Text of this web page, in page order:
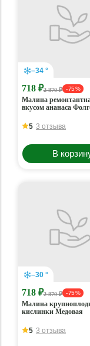
–34 °
718 ₽2 870 ₽ - 75 %
Малина
вкусом ананаса
5 3 отзыва
В
–30 °
718 ₽2 870 ₽ - 75 %
Малина
кислинки Медовая
5 3 отзыва